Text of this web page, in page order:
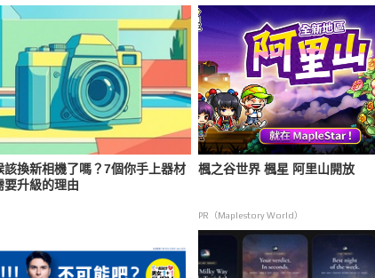
該換新相機了嗎？7個你手上器材
要升級的理由
楓之谷世界 楓星 阿里山開放
PR（Maplestory World）